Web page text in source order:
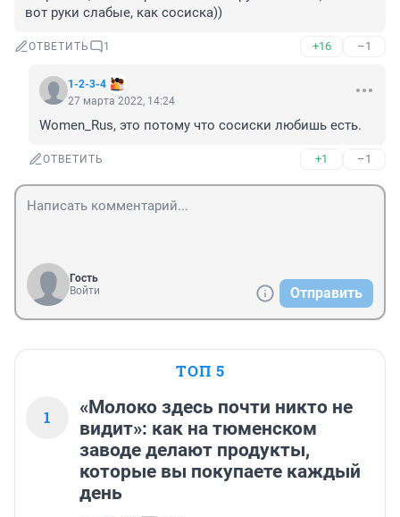
вот руки слабые, как сосиска))
ОТВЕТИТЬ 1 +16 –1
1-2-3-4
27 марта 2022, 14:24
Women_Rus, это потому что сосиски любишь есть.
ОТВЕТИТЬ +1 –1
Гость
Войти
Отправить
ТОП 5
1
«Молоко здесь почти никто не
видит»: как на тюменском
заводе делают продукты,
которые вы покупаете каждый
день